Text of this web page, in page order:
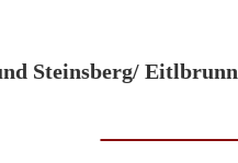
Steinsberg/ Eitlbrunn